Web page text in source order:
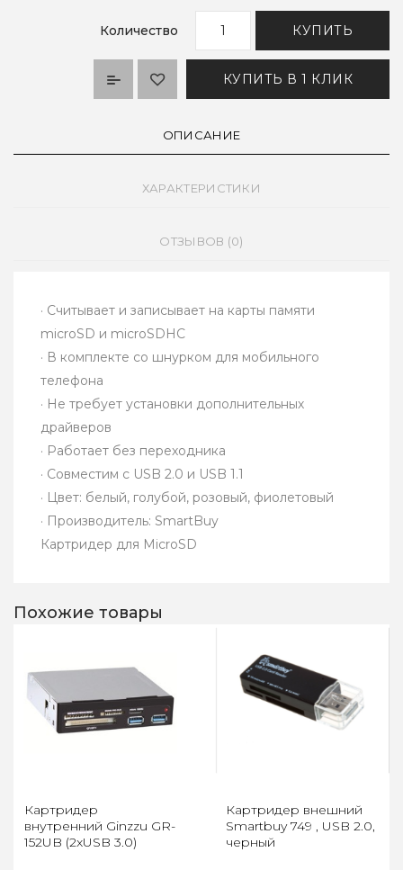
Количество КУПИТЬ
КУПИТЬ В 1 КЛИК
ОПИСАНИЕ
ХАРАКТЕРИСТИКИ
ОТЗЫВОВ (0)
· Считывает и записывает на карты памяти
microSD и microSDHC
· В комплекте со шнурком для мобильного
телефона
· Не требует установки дополнительных
драйверов
· Работает без переходника
· Совместим с USB 2.0 и USB 1.1
· Цвет: белый, голубой, розовый, фиолетовый
· Производитель: SmartBuy
Картридер для MicroSD
Похожие товары
Картридер
внутренний Ginzzu GR-
152UB (2xUSB 3.0)
Картридер внешний
Smartbuy 749 , USB 2.0,
черный